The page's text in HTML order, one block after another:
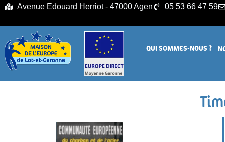
principalAvenue Edouard Herriot - 47000 Agen 05 53 66 47 59
QUI SOMMES-NOUS ?